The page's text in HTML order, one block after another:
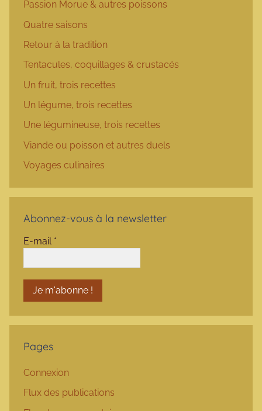
Passion Morue & autres poissons
Quatre saisons
Retour à la tradition
Tentacules, coquillages & crustacés
Un fruit, trois recettes
Un légume, trois recettes
Une légumineuse, trois recettes
Viande ou poisson et autres duels
Voyages culinaires
Abonnez-vous à la newsletter
E-mail *
Pages
Connexion
Flux des publications